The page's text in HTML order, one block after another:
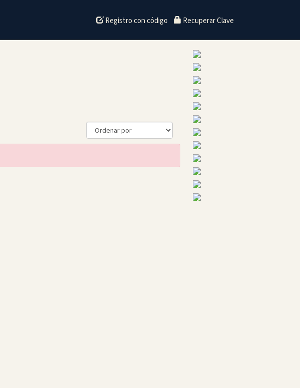
Registro con código Recuperar Clave